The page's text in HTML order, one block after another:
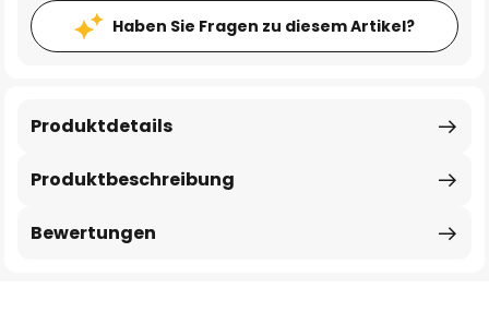
Haben Sie Fragen zu diesem Artikel?
Produktbeschreibung
Produktdetails
Bewertungen